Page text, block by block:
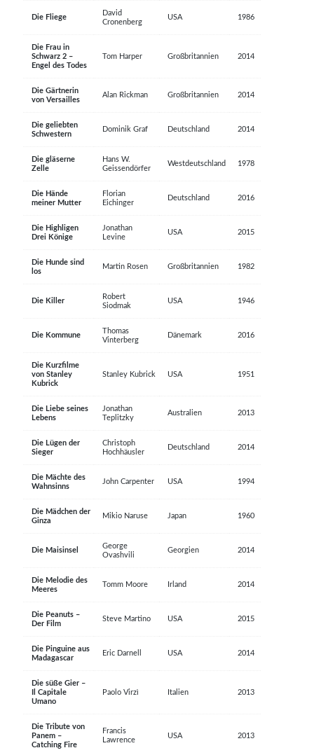
Die Fliege
David
Cronenberg
USA 1986
Die Frau in
Schwarz 2 –
Engel des Todes
Tom Harper Großbritannien 2014
Die Gärtnerin
von Versailles
Alan Rickman Großbritannien 2014
Die geliebten
Schwestern
Dominik Graf Deutschland 2014
Die gläserne
Zelle
Hans W.
Geissendörfer
Westdeutschland 1978
Die Hände
meiner Mutter
Florian
Eichinger
Deutschland 2016
Die Highligen
Drei Könige
Jonathan
Levine
USA 2015
Die Hunde sind
los
Martin Rosen Großbritannien 1982
Die Killer
Robert
Siodmak
USA 1946
Die Kommune
Thomas
Vinterberg
Dänemark 2016
Die Kurzfilme
von Stanley
Kubrick
Stanley Kubrick USA 1951
Die Liebe seines
Lebens
Jonathan
Teplitzky
Australien 2013
Die Lügen der
Sieger
Christoph
Hochhäusler
Deutschland 2014
Die Mächte des
Wahnsinns
John Carpenter USA 1994
Die Mädchen der
Ginza
Mikio Naruse Japan 1960
Die Maisinsel
George
Ovashvili
Georgien 2014
Die Melodie des
Meeres
Tomm Moore Irland 2014
Die Peanuts –
Der Film
Steve Martino USA 2015
Die Pinguine aus
Madagascar
Eric Darnell USA 2014
Die süße Gier –
Il Capitale
Umano
Paolo Virzì Italien 2013
Die Tribute von
Panem –
Catching Fire
Francis
Lawrence
USA 2013